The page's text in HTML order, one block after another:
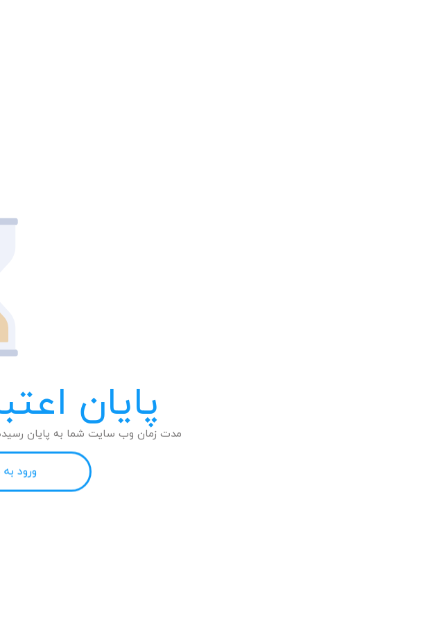
پایان
مدت زمان وب سایت شما به پایان
ورود